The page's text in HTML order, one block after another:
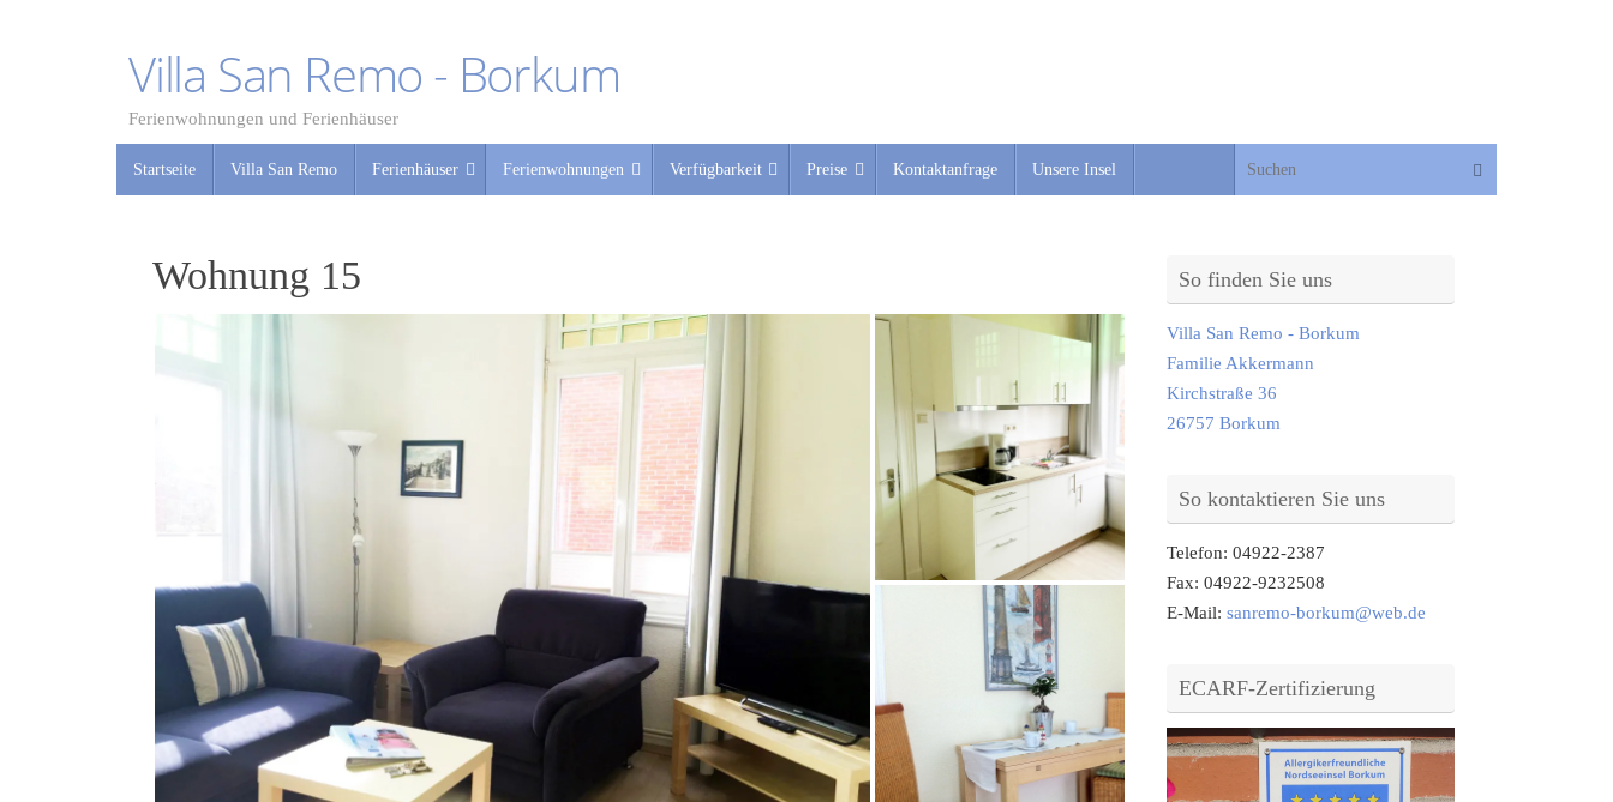
Villa San Remo - Borkum
Ferienwohnungen und Ferienhäuser
Inhalt
Startseite Villa San Remo Ferienhäuser Ferienwohnungen Verfügbarkeit Preise Kontaktanfrage Unsere Insel Suchen
Wohnung 15 So finden Sie uns
Villa San Remo - Borkum
Familie Akkermann
Kirchstraße 36
26757 Borkum
So kontaktieren Sie uns
Telefon: 04922-2387
Fax: 04922-9232508
E-Mail: sanremo-borkum@web.de
ECARF-Zertifizierung